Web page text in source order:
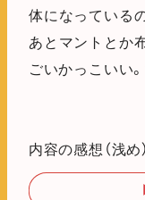
体になっている
あとマントとか
ごいかっこいい
内容の感想（浅め）